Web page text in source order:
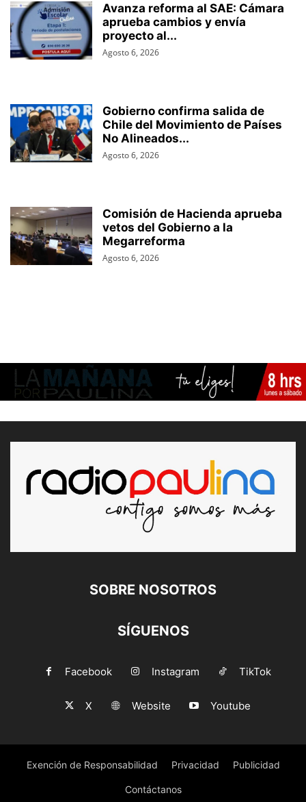
Avanza reforma al SAE: Cámara
aprueba cambios y envía
proyecto al...
Agosto 6, 2026
Gobierno confirma salida de
Chile del Movimiento de Países
No Alineados...
Agosto 6, 2026
Comisión de Hacienda aprueba
vetos del Gobierno a la
Megarreforma
Agosto 6, 2026
SOBRE NOSOTROS
SÍGUENOS
Facebook Instagram TikTok
X Website Youtube
Exención de Responsabilidad Privacidad Publicidad
Contáctanos